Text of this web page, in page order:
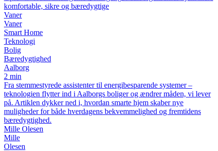
komfortable, sikre og bæredygtige
Vaner
Vaner
Smart Home
Teknologi
Bolig
Bæredygtighed
Aalborg
2 min
Fra stemmestyrede assistenter til energibesparende systemer –
teknologien flytter ind i Aalborgs boliger og ændrer måden, vi lever
på. Artiklen dykker ned i, hvordan smarte hjem skaber nye
muligheder for både hverdagens bekvemmelighed og fremtidens
bæredygtighed.
Mille Olesen
Mille
Olesen